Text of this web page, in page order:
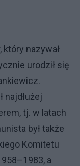
który nazywał
urodził się
najdłużej
tj. w latach
był także
Komitetu
a